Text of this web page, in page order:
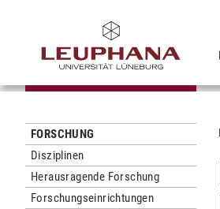
FORSCHUNG
Disziplinen
Herausragende Forschung
Forschungseinrichtungen